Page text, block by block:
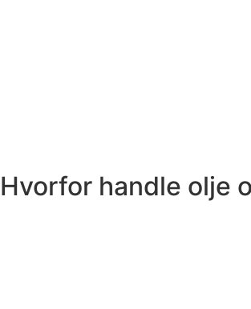
Hvorfor handle olje